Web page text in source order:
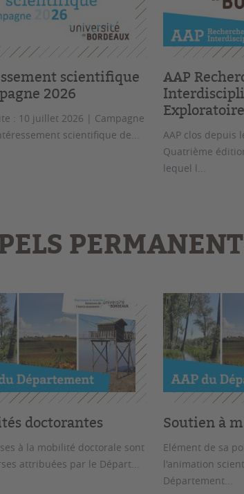
scientifique
2026
: 10 juillet 2026 | Campagne
scientifique de...
AAP
Exploratoire
AAP clos depuis
Quatrième
lequel l...
doctorantes
à la mobilité doctorale sont
attribuées par le Départ...
Soutien à
Elément de sa
l'animation
Département...